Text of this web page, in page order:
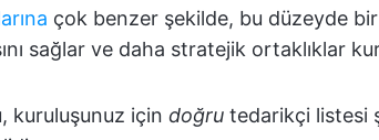
çok benzer şekilde, bu düzeyde
sağlar ve daha stratejik ortaklıklar
kuruluşunuz için doğru tedarikçi listesi